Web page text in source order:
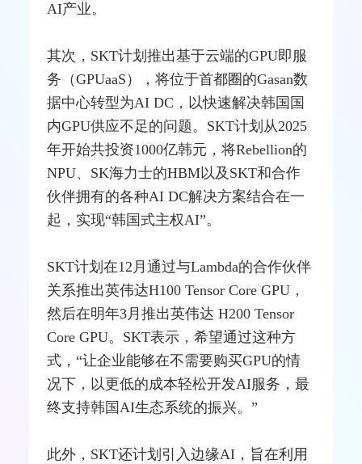
AI产业。
其次，SKT计划推出基于云端的GPU即服
务（GPUaaS），将位于首都圈的Gasan数
据中心转型为AI DC，以快速解决韩国国
内GPU供应不足的问题。SKT计划从2025
年开始共投资1000亿韩元，将Rebellion的
NPU、SK海力士的HBM以及SKT和合作
伙伴拥有的各种AI DC解决方案结合在一
起，实现“韩国式主权AI”。
SKT计划在12月通过与Lambda的合作伙伴
关系推出英伟达H100 Tensor Core GPU，
然后在明年3月推出英伟达 H200 Tensor
Core GPU。SKT表示，希望通过这种方
式，“让企业能够在不需要购买GPU的情
况下，以更低的成本轻松开发AI服务，最
终支持韩国AI生态系统的振兴。”
此外，SKT还计划引入边缘AI，旨在利用